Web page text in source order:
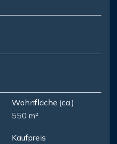
Wohnfläche (ca.)
550 m²
Kaufpreis